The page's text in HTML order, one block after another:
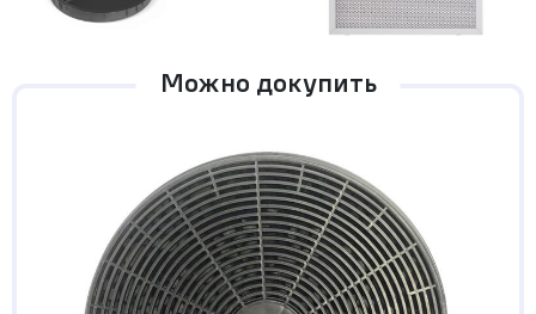
Можно докупить